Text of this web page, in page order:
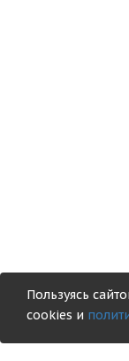
Пользуясь
cookies и